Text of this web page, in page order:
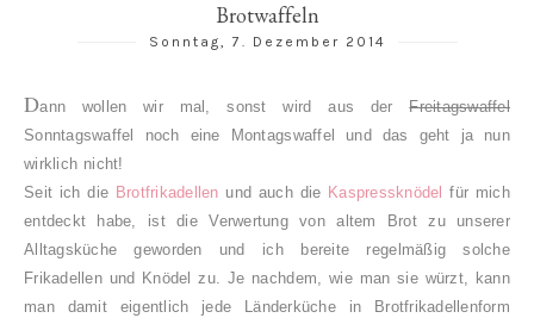
Brotwaffeln
Sonntag, 7. Dezember 2014
Dann wollen wir mal, sonst wird aus derFreitagswaffel
Sonntagswaffel noch eine Montagswaffel und das geht ja nun
wirklich nicht!
Seit ich die Brotfrikadellen und auch die Kaspressknödel für mich
entdeckt habe, ist die Verwertung von altem Brot zu unserer
Alltagsküche geworden und ich bereite regelmäßig solche
Frikadellen und Knödel zu. Je nachdem, wie man sie würzt, kann
man damit eigentlich jede Länderküche in Brotfrikadellenform